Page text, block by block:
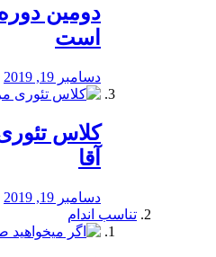
دومین
است
دسامبر 19, 2019
آقا
دسامبر 19, 2019
تناسب اندام